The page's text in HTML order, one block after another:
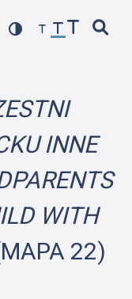
INNE
WITH
22)